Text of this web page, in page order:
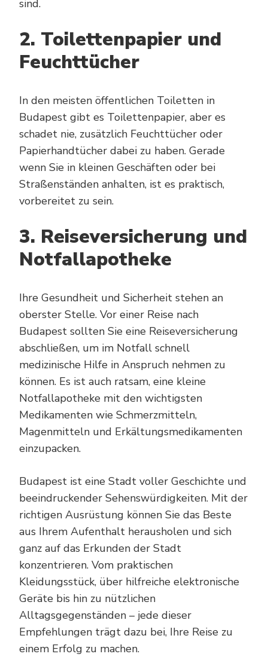
sind.
2. Toilettenpapier und
Feuchttücher
In den meisten öffentlichen Toiletten in
Budapest gibt es Toilettenpapier, aber es
schadet nie, zusätzlich Feuchttücher oder
Papierhandtücher dabei zu haben. Gerade
wenn Sie in kleinen Geschäften oder bei
Straßenständen anhalten, ist es praktisch,
vorbereitet zu sein.
3. Reiseversicherung und
Notfallapotheke
Ihre Gesundheit und Sicherheit stehen an
oberster Stelle. Vor einer Reise nach
Budapest sollten Sie eine Reiseversicherung
abschließen, um im Notfall schnell
medizinische Hilfe in Anspruch nehmen zu
können. Es ist auch ratsam, eine kleine
Notfallapotheke mit den wichtigsten
Medikamenten wie Schmerzmitteln,
Magenmitteln und Erkältungsmedikamenten
einzupacken.
Budapest ist eine Stadt voller Geschichte und
beeindruckender Sehenswürdigkeiten. Mit der
richtigen Ausrüstung können Sie das Beste
aus Ihrem Aufenthalt herausholen und sich
ganz auf das Erkunden der Stadt
konzentrieren. Vom praktischen
Kleidungsstück, über hilfreiche elektronische
Geräte bis hin zu nützlichen
Alltagsgegenständen – jede dieser
Empfehlungen trägt dazu bei, Ihre Reise zu
einem Erfolg zu machen.